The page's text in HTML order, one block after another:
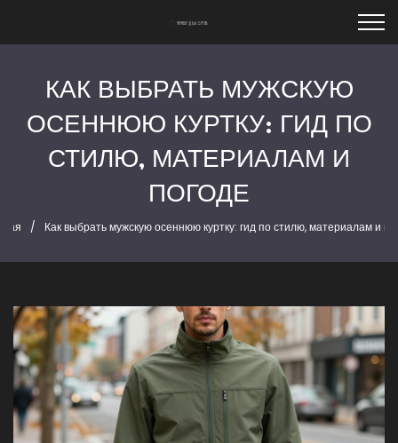
КАК ВЫБРАТЬ МУЖСКУЮ
ОСЕННЮЮ КУРТКУ: ГИД ПО
СТИЛЮ, МАТЕРИАЛАМ И
ПОГОДЕ
Как выбрать мужскую осеннюю куртку: гид по стилю, материалам и